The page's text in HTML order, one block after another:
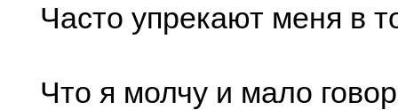
Часто упрекают меня в
Что я молчу и мало